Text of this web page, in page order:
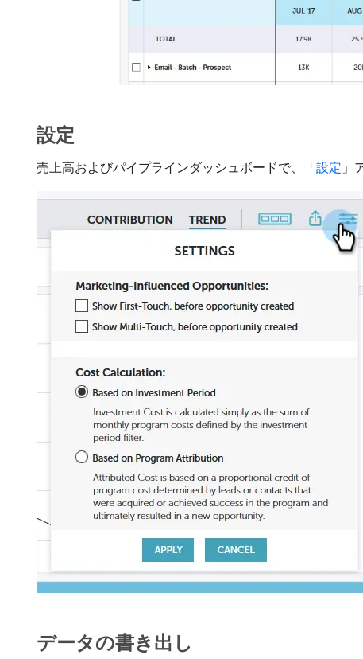
設定
売上高およびパイプラインダッシュボードで、「設定 」
データの書き出し